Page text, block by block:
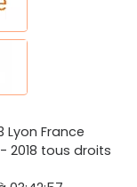
Lyon France
2018 tous droits